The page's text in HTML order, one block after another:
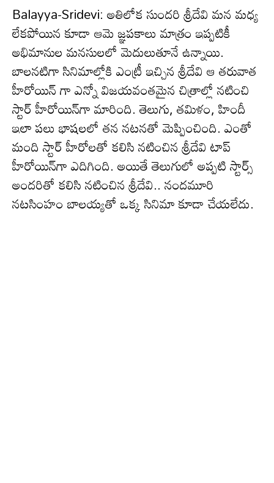
Balayya-Sridevi: అతిలోక సుందరి శ్రీదేవి మ‌న మ‌ధ్య
లేక‌పోయిన కూడా ఆమె జ్ఞ‌పకాలు మాత్రం ఇప్ప‌టికీ
అభిమానుల మ‌న‌సులలో మెదులుతూనే ఉన్నాయి.
బాలనటిగా సినిమాల్లోకి ఎంట్రీ ఇచ్చిన శ్రీదేవి ఆ తరువాత
హీరోయిన్ గా ఎన్నో విజయవంతమైన చిత్రాల్లో న‌టించి
స్టార్ హీరోయిన్‌గా మారింది. తెలుగు, త‌మిళం, హిందీ
ఇలా ప‌లు భాష‌ల‌లో త‌న న‌ట‌న‌తో మెప్పించింది. ఎంతో
మంది స్టార్ హీరోల‌తో క‌లిసి న‌టించిన శ్రీదేవి టాప్
హీరోయిన్‌గా ఎదిగింది. అయితే తెలుగులో అప్ప‌టి స్టార్స్
అంద‌రితో క‌లిసి న‌టించిన శ్రీదేవి.. నంద‌మూరి
న‌ట‌సింహం బాల‌య్య‌తో ఒక్క సినిమా కూడా చేయ‌లేదు.